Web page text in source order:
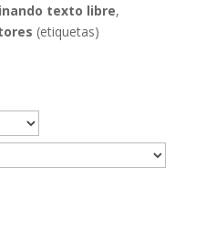
texto libre,
(etiquetas)